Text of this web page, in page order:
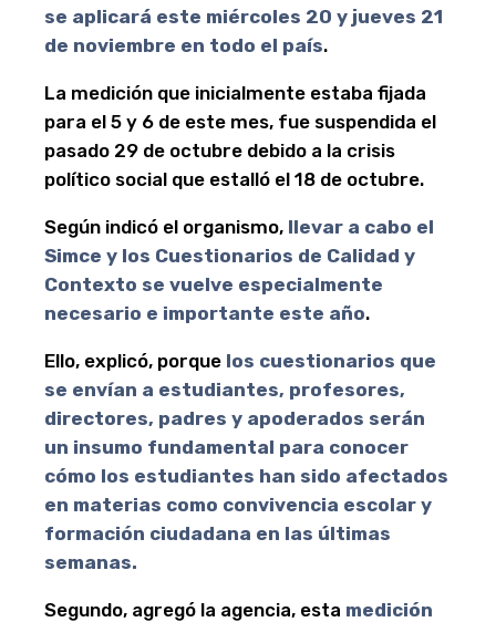
se aplicará este miércoles 20 y jueves 21
de noviembre en todo el país.
La medición que inicialmente estaba fijada
para el 5 y 6 de este mes, fue suspendida el
pasado 29 de octubre debido a la crisis
político social que estalló el 18 de octubre.
Según indicó el organismo, llevar a cabo el
Simce y los Cuestionarios de Calidad y
Contexto se vuelve especialmente
necesario e importante este año.
Ello, explicó, porque los cuestionarios que
se envían a estudiantes, profesores,
directores, padres y apoderados serán
un insumo fundamental para conocer
cómo los estudiantes han sido afectados
en materias como convivencia escolar y
formación ciudadana en las últimas
semanas.
Segundo, agregó la agencia, esta medición